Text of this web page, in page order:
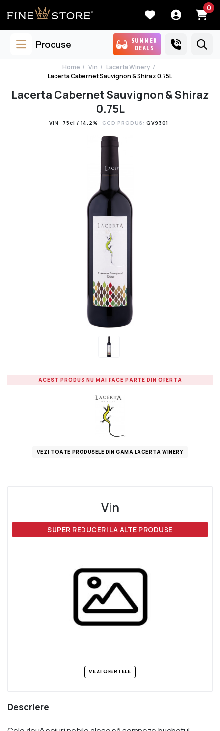
0
Produse
SUMMER
DEALS
Home Vin
Lacerta Winery
Lacerta Cabernet Sauvignon & Shiraz 0.75L
Lacerta Cabernet Sauvignon & Shiraz
0.75L
VIN 75cl / 14.2% COD PRODUS: QV9301
Vin
SUPER REDUCERI LA ALTE PRODUSE
VEZI OFERTELE
ACEST PRODUS NU MAI FACE PARTE DIN OFERTA
VEZI TOATE PRODUSELE DIN GAMA LACERTA WINERY
Descriere